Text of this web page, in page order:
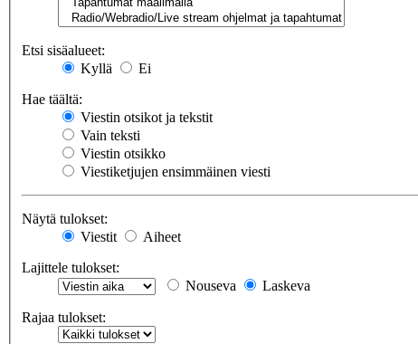
Etsi sisäalueet:
Kyllä
Ei
Hae täältä:
Viestin otsikot ja tekstit
Vain teksti
Viestin otsikko
Viestiketjujen ensimmäinen viesti
Näytä tulokset:
Viestit
Aiheet
Lajittele tulokset:
Nouseva
Laskeva
Rajaa tulokset: